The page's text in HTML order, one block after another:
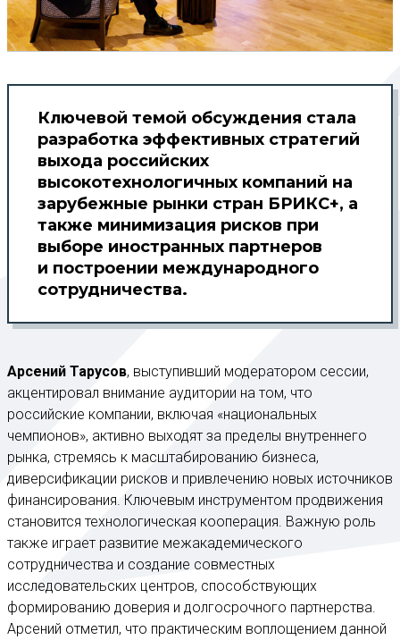
Ключевой темой обсуждения стала
разработка эффективных стратегий
выхода российских
высокотехнологичных компаний на
зарубежные рынки стран БРИКС+, а
также минимизация рисков при
выборе иностранных партнеров
и построении международного
сотрудничества.
Арсений Тарусов, выступивший модератором сессии,
акцентировал внимание аудитории на том, что
российские компании, включая «национальных
чемпионов», активно выходят за пределы внутреннего
рынка, стремясь к масштабированию бизнеса,
диверсификации рисков и привлечению новых источников
финансирования. Ключевым инструментом продвижения
становится технологическая кооперация. Важную роль
также играет развитие межакадемического
сотрудничества и создание совместных
исследовательских центров, способствующих
формированию доверия и долгосрочного партнерства.
Арсений отметил, что практическим воплощением данной